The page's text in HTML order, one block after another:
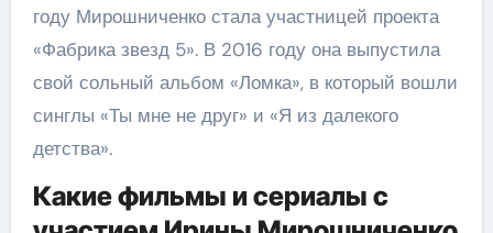
году Мирошниченко стала участницей проекта
«Фабрика звезд 5». В 2016 году она выпустила
свой сольный альбом «Ломка», в который вошли
синглы «Ты мне не друг» и «Я из далекого
детства».
Какие фильмы и сериалы с